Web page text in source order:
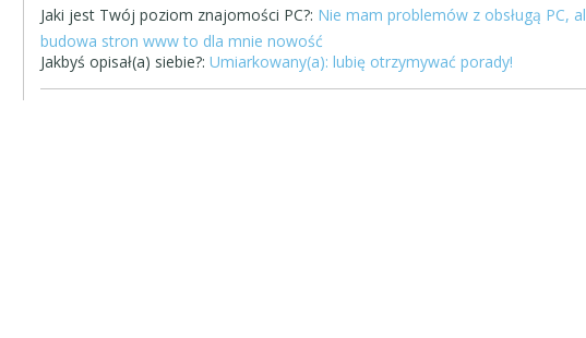
Jaki jest Twój poziom znajomości PC?: Nie mam problemów z obsługą PC,
budowa stron www to dla mnie nowość
Jakbyś opisał(a) siebie?: Umiarkowany(a): lubię otrzymywać porady!